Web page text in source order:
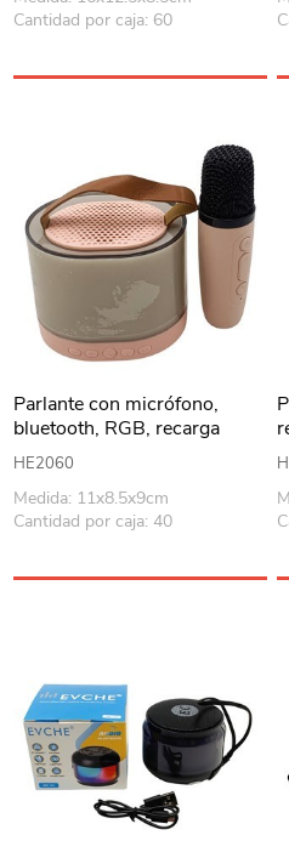
Cantidad por caja: 60
Parlante con micrófono,
bluetooth, RGB, recarga
USB, 2 colores, en caja
HE2060
Medida: 11x8.5x9cm
Cantidad por caja: 40